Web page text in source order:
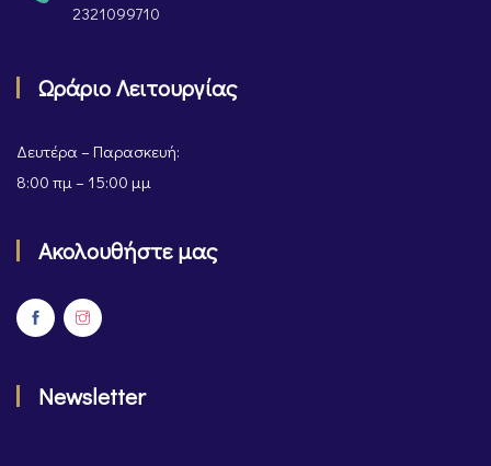
2321099710
Ωράριο Λειτουργίας
Δευτέρα – Παρασκευή:
8:00 πμ – 15:00 μμ
Ακολουθήστε μας
Newsletter